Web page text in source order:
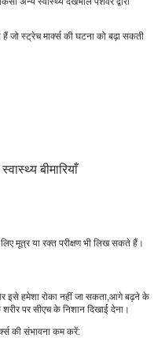
जो स्ट्रेच मार्क्स की घटना को बढ़ा सकती
बीमारियाँ
मूत्र या रक्त परीक्षण भी लिख सकते हैं।
इसे हमेशा रोका नहीं जा सकता, आगे बढ़ने के
पर सीएच के निशान दिखाई देना।
की संभावना कम करें: